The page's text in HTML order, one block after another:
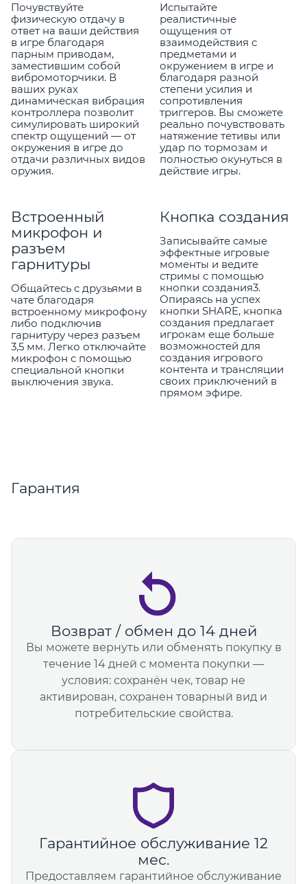
Почувствуйте
физическую отдачу в
ответ на ваши действия
в игре благодаря
парным приводам,
заместившим собой
вибромоторчики. В
ваших руках
динамическая вибрация
контроллера позволит
симулировать широкий
спектр ощущений — от
окружения в игре до
отдачи различных видов
оружия.
Испытайте
реалистичные
ощущения от
взаимодействия с
предметами и
окружением в игре и
благодаря разной
степени усилия и
сопротивления
триггеров. Вы сможете
реально почувствовать
натяжение тетивы или
удар по тормозам и
полностью окунуться в
действие игры.
Встроенный
микрофон и
разъем
гарнитуры
Общайтесь с друзьями в
чате благодаря
встроенному микрофону
либо подключив
гарнитуру через разъем
3,5 мм. Легко отключайте
микрофон с помощью
специальной кнопки
выключения звука.
Кнопка создания
Записывайте самые
эффектные игровые
моменты и ведите
стримы с помощью
кнопки создания3.
Опираясь на успех
кнопки SHARE, кнопка
создания предлагает
игрокам еще больше
возможностей для
создания игрового
контента и трансляции
своих приключений в
прямом эфире.
Гарантия
Возврат / обмен до 14 дней
Вы можете вернуть или обменять покупку в
течение 14 дней с момента покупки —
условия: сохранён чек, товар не
активирован, сохранен товарный вид и
потребительские свойства.
Гарантийное обслуживание 12
мес.
Предоставляем гарантийное обслуживание